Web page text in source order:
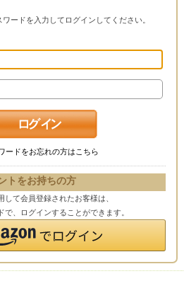
ードを入力してログインしてください。
ードをお忘れの方はこちら
トをお持ちの方
て会員登録されたお客様は、
で、ログインすることができます。